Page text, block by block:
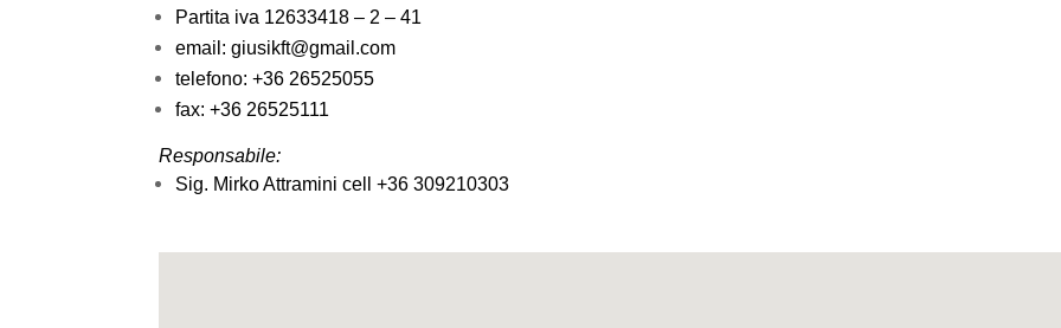
Partita iva 12633418 – 2 – 41
email: giusikft@gmail.com
telefono: +36 26525055
fax: +36 26525111
Responsabile:
Sig. Mirko Attramini cell +36 309210303